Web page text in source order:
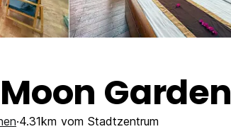
Garden
4.31km vom Stadtzentrum